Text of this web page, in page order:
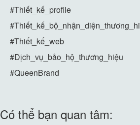
#Thiết_kế_profile
#Thiết_kế_web
#Dịch_vụ_bảo_hộ_thương_hiệu
#QueenBrand
Có thể bạn quan tâm: